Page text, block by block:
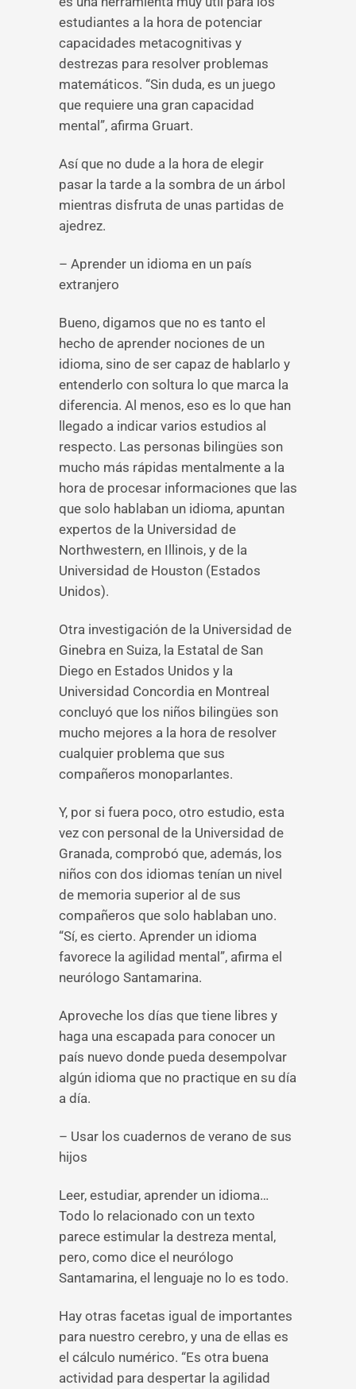
estudiantes a la hora de potenciar
capacidades metacognitivas y
destrezas para resolver problemas
matemáticos. “Sin duda, es un juego
que requiere una gran capacidad
mental”, afirma Gruart.
Así que no dude a la hora de elegir
pasar la tarde a la sombra de un árbol
mientras disfruta de unas partidas de
ajedrez.
– Aprender un idioma en un país
extranjero
Bueno, digamos que no es tanto el
hecho de aprender nociones de un
idioma, sino de ser capaz de hablarlo y
entenderlo con soltura lo que marca la
diferencia. Al menos, eso es lo que han
llegado a indicar varios estudios al
respecto. Las personas bilingües son
mucho más rápidas mentalmente a la
hora de procesar informaciones que las
que solo hablaban un idioma, apuntan
expertos de la Universidad de
Northwestern, en Illinois, y de la
Universidad de Houston (Estados
Unidos).
Otra investigación de la Universidad de
Ginebra en Suiza, la Estatal de San
Diego en Estados Unidos y la
Universidad Concordia en Montreal
concluyó que los niños bilingües son
mucho mejores a la hora de resolver
cualquier problema que sus
compañeros monoparlantes.
Y, por si fuera poco, otro estudio, esta
vez con personal de la Universidad de
Granada, comprobó que, además, los
niños con dos idiomas tenían un nivel
de memoria superior al de sus
compañeros que solo hablaban uno.
“Sí, es cierto. Aprender un idioma
favorece la agilidad mental”, afirma el
neurólogo Santamarina.
Aproveche los días que tiene libres y
haga una escapada para conocer un
país nuevo donde pueda desempolvar
algún idioma que no practique en su día
a día.
– Usar los cuadernos de verano de sus
hijos
Leer, estudiar, aprender un idioma…
Todo lo relacionado con un texto
parece estimular la destreza mental,
pero, como dice el neurólogo
Santamarina, el lenguaje no lo es todo.
Hay otras facetas igual de importantes
para nuestro cerebro, y una de ellas es
el cálculo numérico. “Es otra buena
actividad para despertar la agilidad